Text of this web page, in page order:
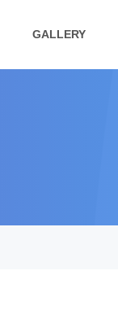
GALLERY